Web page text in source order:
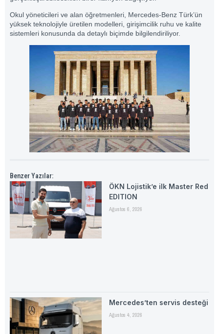
Okul yöneticileri ve alan öğretmenleri, Mercedes-Benz Türk’ün
yüksek teknolojiyle üretilen modelleri, girişimcilik ruhu ve kalite
sistemleri konusunda da detaylı biçimde bilgilendiriliyor.
Benzer Yazılar:
ÖKN Lojistik’e ilk Master Red
EDITION
Ağustos 6, 2026
Mercedes’ten servis desteği
Ağustos 4, 2026